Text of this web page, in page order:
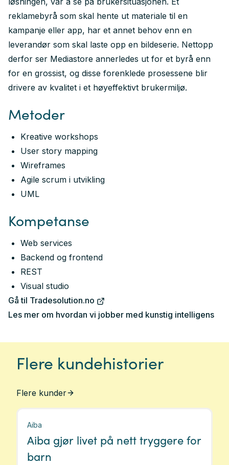
reklamebyrå som skal hente ut materiale til en
kampanje eller app, har et annet behov enn en
leverandør som skal laste opp en bildeserie. Nettopp
derfor ser Mediastore annerledes ut for et byrå enn
for en grossist, og disse forenklede prosessene blir
drivere av kvalitet i et høyeffektivt brukermiljø.
Metoder
Kreative workshops
User story mapping
Wireframes
Agile scrum i utvikling
UML
Kompetanse
Web services
Backend og frontend
REST
Visual studio
Gå til Tradesolution.no
Les mer om hvordan vi jobber med kunstig intelligens
Flere kundehistorier
Flere kunder
Aiba
Aiba gjør livet på nett tryggere for
barn